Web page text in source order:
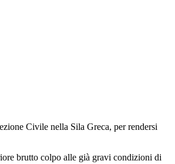
Civile nella Sila Greca, per rendersi
brutto colpo alle già gravi condizioni di